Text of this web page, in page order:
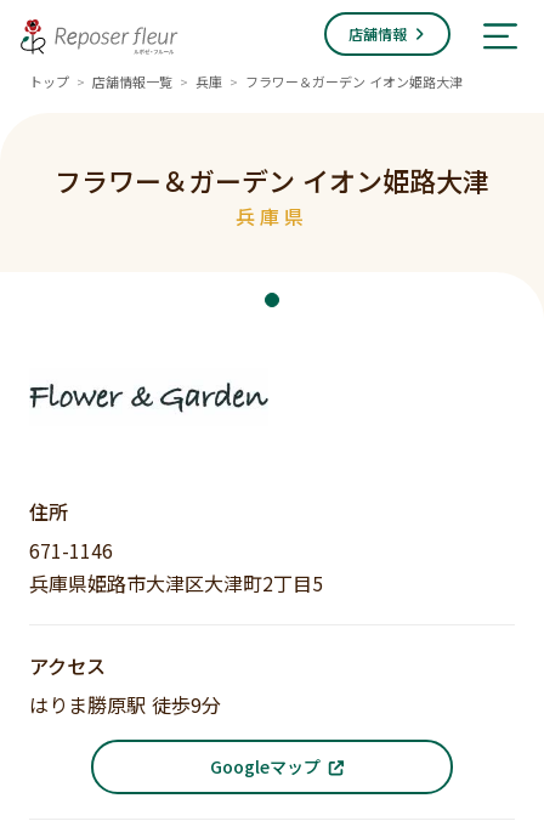
店舗情報
トップ > 店舗情報一覧 > 兵庫 > フラワー＆ガーデン イオン姫路大津
フラワー＆ガーデン イオン姫路大津
兵庫県
住所
671-1146
兵庫県姫路市大津区大津町2丁目5
アクセス
はりま勝原駅 徒歩9分
Googleマップ